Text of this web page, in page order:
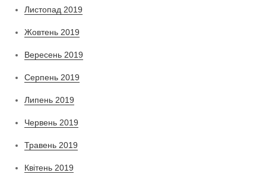
Листопад 2019
Жовтень 2019
Вересень 2019
Серпень 2019
Липень 2019
Червень 2019
Травень 2019
Квітень 2019